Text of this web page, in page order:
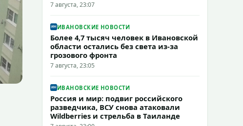
7 августа, 23:07
ИВАНОВСКИЕ НОВОСТИ
Более 4,7 тысяч человек в Ивановской
области остались без света из-за
грозового фронта
7 августа, 23:05
ИВАНОВСКИЕ НОВОСТИ
Россия и мир: подвиг российского
разведчика, ВСУ снова атаковали
Wildberries и стрельба в Таиланде